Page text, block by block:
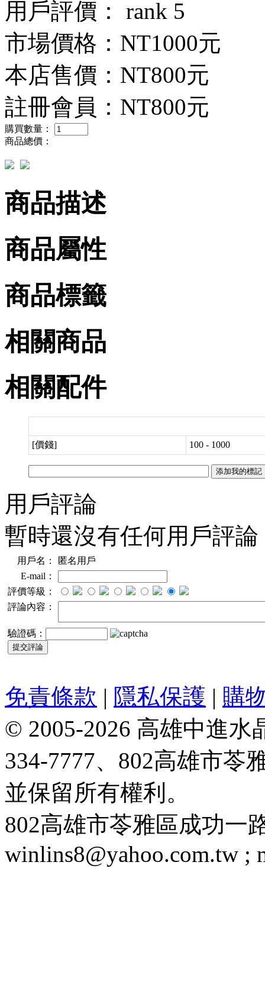
用戶評價：
市場價格： NT1000元
本店售價： NT800元
註冊會員： NT800元
購買數量：
商品總價：
商品描述
商品屬性
商品標籤
相關商品
相關配件
[價錢] 100 - 1000
用戶評論
暫時還沒有任何用戶評論
用戶名：
匿名用戶
E-mail：
評價等級：
評論內容：
驗證碼：
免責條款 | 隱私保護 | 購
© 2005-2026 高雄中進水
334-7777、802高雄市苓
並保留所有權利。
802高雄市苓雅區成功一
winlins8@yahoo.com.tw ;